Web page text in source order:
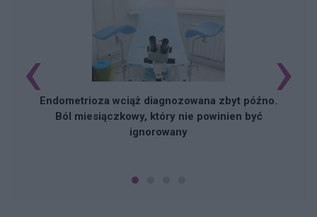
Endometrioza wciąż diagnozowana zbyt późno.
Ból miesiączkowy, który nie powinien być
ignorowany
‹ ›